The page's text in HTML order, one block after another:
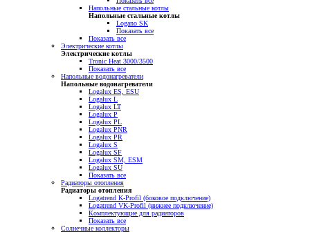
Напольные стальные котлы
Напольные стальные котлы
Logano SK
Показать все
Показать все
Электрические котлы
Электрические котлы
Tronic Heat 3000/3500
Показать все
Напольные водонагреватели
Напольные водонагреватели
Logalux ES, ESU
Logalux L
Logalux LT
Logalux P
Logalux PL
Logalux PNR
Logalux PR
Logalux S
Logalux SF
Logalux SM, ESM
Logalux SU
Показать все
Радиаторы отопления
Радиаторы отопления
Logatrend K-Profil (боковое подключение)
Logatrend VK-Profil (нижнее подключение)
Комплектующие для радиаторов
Показать все
Солнечные коллекторы